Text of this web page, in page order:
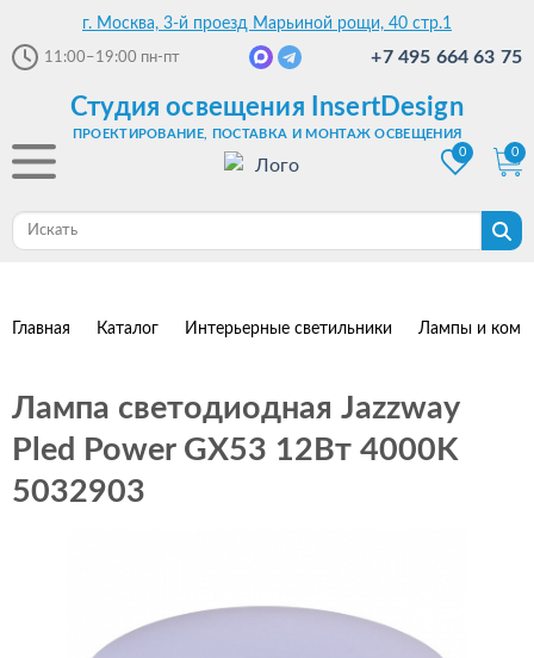
г. Москва, 3-й проезд Марьиной рощи, 40 стр.1
11:00–19:00 пн-пт +7 495 664 63 75
Студия освещения InsertDesign
ПРОЕКТИРОВАНИЕ, ПОСТАВКА И МОНТАЖ ОСВЕЩЕНИЯ
0
0
Главная Каталог Интерьерные светильники Лампы и
Лампа светодиодная Jazzway
Pled Power GX53 12Вт 4000K
5032903